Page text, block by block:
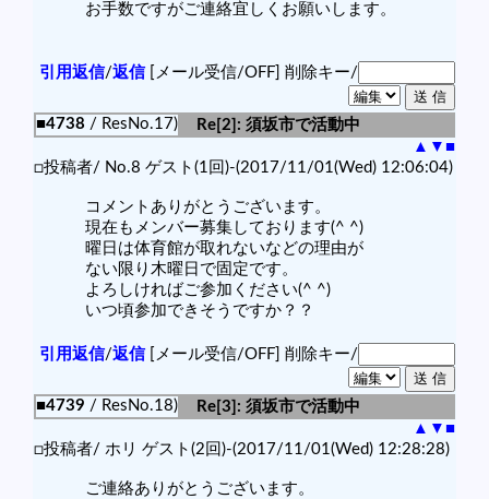
お手数ですがご連絡宜しくお願いします。
引用返信/返信[メール受信/OFF] 削除キー/
■4738 / ResNo.17)
Re[2]: 須坂市で活動中
▲ ▼ ■
□投稿者/ No.8 ゲスト(1回)-(2017/11/01(Wed) 12:06:04)
コメントありがとうございます。
現在もメンバー募集しております(^ ^)
曜日は体育館が取れないなどの理由が
ない限り木曜日で固定です。
よろしければご参加ください(^ ^)
いつ頃参加できそうですか？？
引用返信/返信[メール受信/OFF] 削除キー/
■4739 / ResNo.18)
Re[3]: 須坂市で活動中
▲ ▼ ■
□投稿者/ ホリ ゲスト(2回)-(2017/11/01(Wed) 12:28:28)
ご連絡ありがとうございます。